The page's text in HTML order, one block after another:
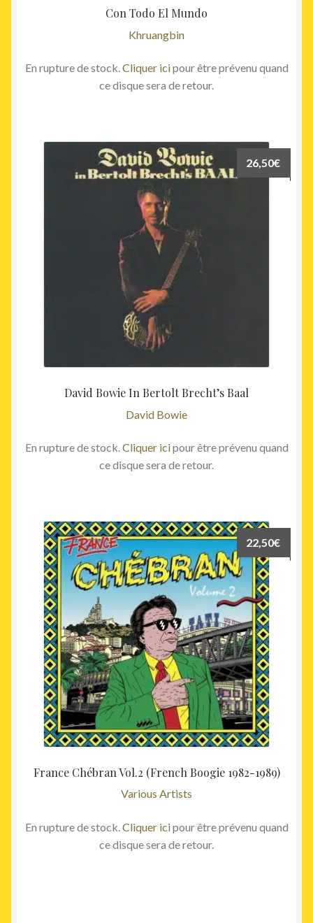
Con Todo El Mundo
Khruangbin
En rupture de stock.Cliquer icipour être prévenu quand
ce disque sera de retour.
David Bowie In Bertolt Brecht’s Baal
David Bowie
26,50€
En rupture de stock.Cliquer icipour être prévenu quand
ce disque sera de retour.
France Chébran Vol.2 (French Boogie 1982-1989)
Various Artists
22,50€
En rupture de stock.Cliquer icipour être prévenu quand
ce disque sera de retour.